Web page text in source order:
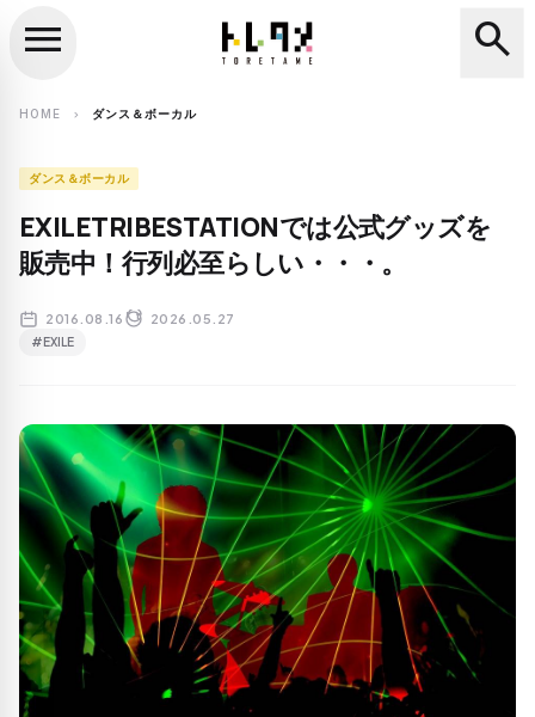
search
menu search
HOME chevron_right ダンス＆ボーカル
ダンス＆ボーカル
EXILETRIBESTATIONでは公式グッズを
販売中！行列必至らしい・・・。
2016.08.16 2026.05.27
#EXILE